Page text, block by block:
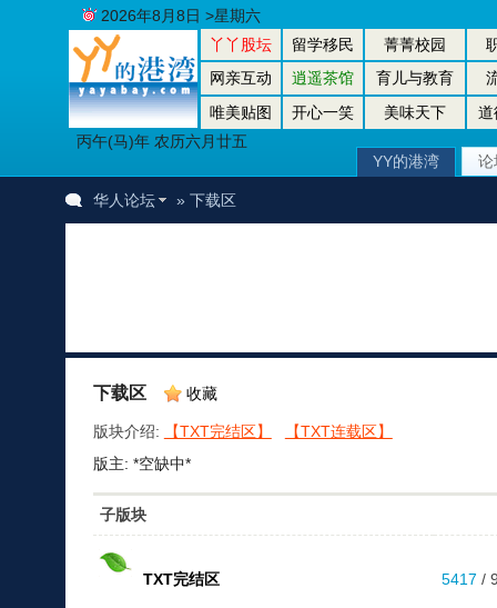
丫丫股坛 留学移民 菁菁校园
网亲互动
逍遥茶馆 育儿与教育
唯美贴图
开心一笑 美味天下
道
丙午(马)年 农历六月廿五
2026年8月8日 >星期六
YY的港湾 论
华人论坛 » 下载区
下载区 收藏
版块介绍: 【TXT完结区】
【TXT连载区】
版主: *空缺中*
子版块
TXT完结区 5417 /